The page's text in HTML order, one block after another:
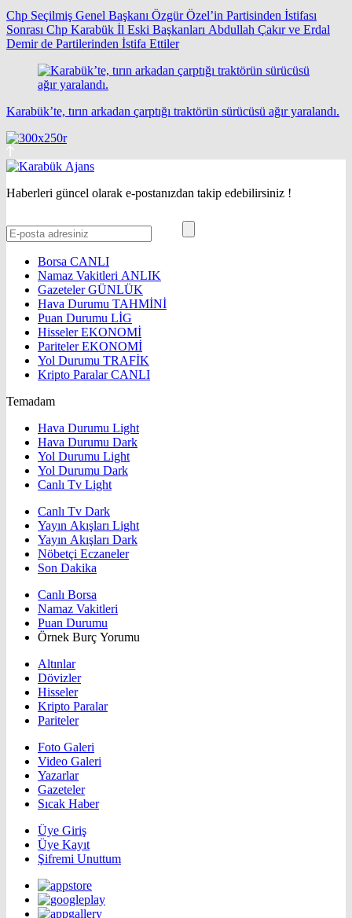
Chp Seçilmiş Genel Başkanı Özgür Özel’in Partisinden İstifası
Sonrası Chp Karabük İl Eski Başkanları Abdullah Çakır ve Erdal
Demir de Partilerinden İstifa Ettiler
Karabük’te, tırın arkadan çarptığı traktörün sürücüsü ağır yaralandı.
Haberleri güncel olarak e-postanızdan takip edebilirsiniz !
Borsa CANLI
Namaz Vakitleri ANLIK
GazetelerGÜNLÜK
Hava Durumu TAHMİNİ
Puan Durumu LİG
HisselerEKONOMİ
ParitelerEKONOMİ
Yol Durumu TRAFİK
Kripto ParalarCANLI
Temadam
Hava Durumu Light
Hava Durumu Dark
Yol Durumu Light
Yol Durumu Dark
Canlı Tv Light
Canlı Tv Dark
Yayın Akışları Light
Yayın Akışları Dark
Nöbetçi Eczaneler
Son Dakika
Canlı Borsa
Namaz Vakitleri
Puan Durumu
Örnek Burç Yorumu
Altınlar
Dövizler
Hisseler
Kripto Paralar
Pariteler
Foto Galeri
Video Galeri
Yazarlar
Gazeteler
Sıcak Haber
Üye Giriş
Üye Kayıt
Şifremi Unuttum